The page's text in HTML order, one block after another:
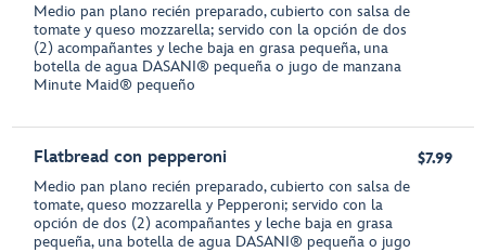
Medio pan plano recién preparado, cubierto con salsa de
tomate y queso mozzarella; servido con la opción de dos
(2) acompañantes y leche baja en grasa pequeña, una
botella de agua DASANI® pequeña o jugo de manzana
Minute Maid® pequeño
Flatbread con pepperoni
Medio pan plano recién preparado, cubierto con salsa de
tomate, queso mozzarella y Pepperoni; servido con la
opción de dos (2) acompañantes y leche baja en grasa
pequeña, una botella de agua DASANI® pequeña o jugo
$7.99